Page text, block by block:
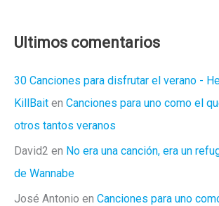
Ultimos comentarios
30 Canciones para disfrutar el verano -
KillBait en Canciones para uno como el
otros tantos veranos
David2 en No era una canción, era un
de Wannabe
José Antonio en Canciones para uno